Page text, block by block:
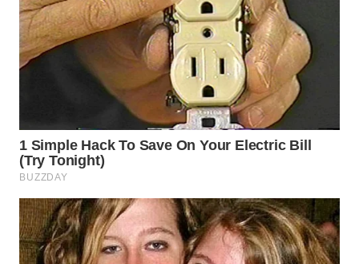
WN
BOGOR
TAPANULI
UTARA
WN
SAMOSIR